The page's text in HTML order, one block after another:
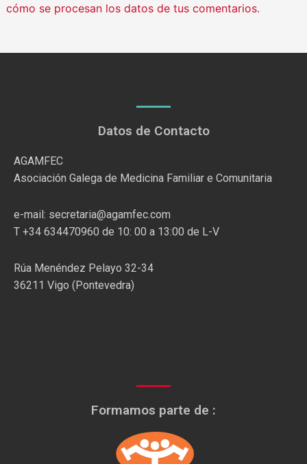
cómo se procesan los datos de tus comentarios.
Datos de Contacto
AGAMFEC
Asociación Galega de Medicina Familiar e Comunitaria
e-mail: secretaria@agamfec.com
T +34 634470960 de 10: 00 a 13:00 de L-V
Rúa Menéndez Pelayo 32-34
36211 Vigo (Pontevedra)
Formamos parte de :